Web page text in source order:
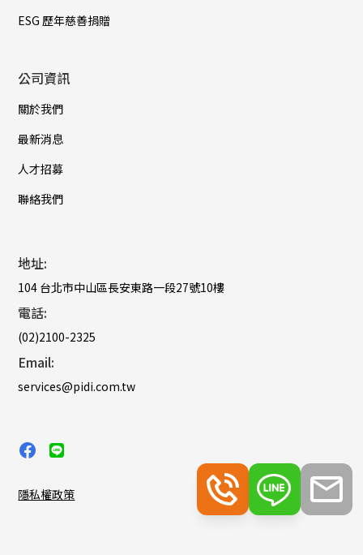
ESG 歷年慈善捐贈
公司資訊
關於我們
最新消息
人才招募
聯絡我們
地址:
104 台北市中山區長安東路一段27號10樓
電話:
(02)2100-2325
Email:
services@pidi.com.tw
隱私權政策